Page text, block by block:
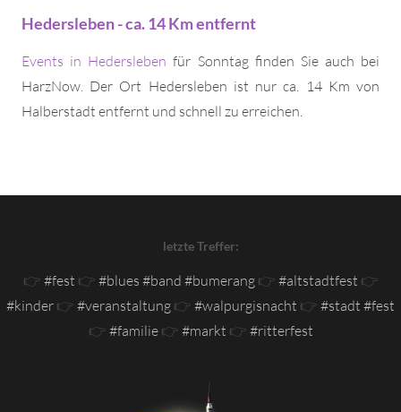
Hedersleben - ca. 14 Km entfernt
Events in Hedersleben für Sonntag finden Sie auch bei
HarzNow. Der Ort Hedersleben ist nur ca. 14 Km von
Halberstadt entfernt und schnell zu erreichen.
letzte Treffer:
👉 #fest 👉 #blues #band #bumerang👉 #altstadtfest 👉
#kinder 👉 #veranstaltung 👉 #walpurgisnacht 👉 #stadt #fest
👉 #familie👉 #markt 👉 #ritterfest